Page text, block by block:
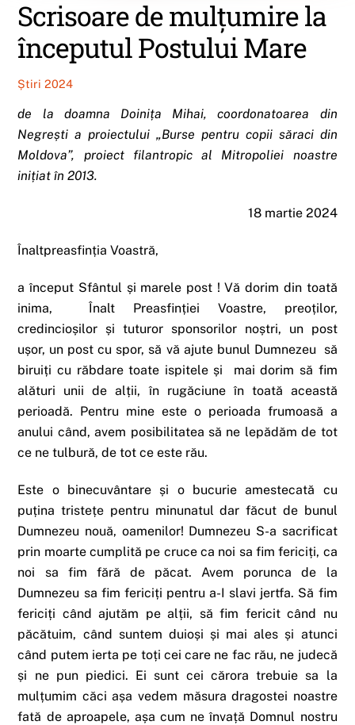
Scrisoare de mulțumire la
începutul Postului Mare
Știri 2024
de la doamna Doinița Mihai, coordonatoarea din
Negrești a proiectului „Burse pentru copii săraci din
Moldova”, proiect filantropic al Mitropoliei noastre
inițiat în 2013.
18 martie 2024
Înaltpreasfinția Voastră,
a început Sfântul și marele post ! Vă dorim din toată
inima, Înalt Preasfinției Voastre, preoților,
credincioșilor și tuturor sponsorilor noștri, un post
ușor, un post cu spor, să vă ajute bunul Dumnezeu să
biruiți cu răbdare toate ispitele și mai dorim să fim
alături unii de alții, în rugăciune în toată această
perioadă. Pentru mine este o perioada frumoasă a
anului când, avem posibilitatea să ne lepădăm de tot
ce ne tulbură, de tot ce este rău.
Este o binecuvântare și o bucurie amestecată cu
puțina tristețe pentru minunatul dar făcut de bunul
Dumnezeu nouă, oamenilor! Dumnezeu S-a sacrificat
prin moarte cumplită pe cruce ca noi sa fim fericiți, ca
noi sa fim fără de păcat. Avem porunca de la
Dumnezeu sa fim fericiți pentru a-I slavi jertfa. Să fim
fericiți când ajutăm pe alții, să fim fericit când nu
păcătuim, când suntem duioși și mai ales și atunci
când putem ierta pe toți cei care ne fac rău, ne judecă
și ne pun piedici. Ei sunt cei cărora trebuie sa la
mulțumim căci așa vedem măsura dragostei noastre
fată de aproapele, așa cum ne învață Domnul nostru